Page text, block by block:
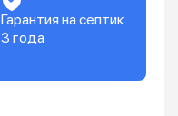
Гарантия на септик
3 года